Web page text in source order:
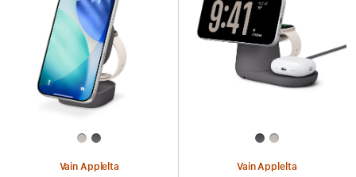
Vain Applelta Vain Applelta